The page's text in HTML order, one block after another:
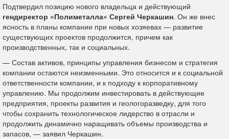
Подтвердил позицию нового владельца и действующий
гендиректор «Полиметалла» Сергей Черкашин. Он же внес
ясность в планы компании при новых хозяевах — развитие
существующих проектов продолжится, причем как
производственных, так и социальных.
— Состав активов, принципы управления бизнесом и стратегия
компании остаются неизменными. Это относится и к социальной
ответственности компании, и к подходу к корпоративному
управлению. Мы продолжим инвестировать в действующие
предприятия, проекты развития и геологоразведку, для того
чтобы сохранить технологическое лидерство в отрасли и
продолжить динамично наращивать объемы производства и
запасов, — заявил Черкашин.